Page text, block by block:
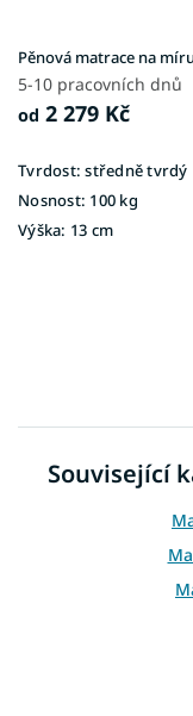
Pěnová matrace na
5-10 pracovních dnů
od 2 279 Kč
Tvrdost: středně tvrdý
Nosnost: 100 kg
Výška: 13 cm
Související